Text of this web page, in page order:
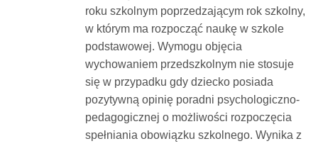
roku szkolnym poprzedzającym rok szkolny,
w którym ma rozpocząć naukę w szkole
podstawowej. Wymogu objęcia
wychowaniem przedszkolnym nie stosuje
się w przypadku gdy dziecko posiada
pozytywną opinię poradni psychologiczno-
pedagogicznej o możliwości rozpoczęcia
spełniania obowiązku szkolnego. Wynika z